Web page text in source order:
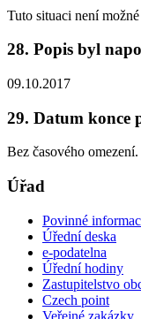
Tuto situaci není
28. Popis byl
09.10.2017
29. Datum konce
Bez časového omezení.
Úřad
Povinné
Úřední deska
e-podatelna
Úřední hodiny
Zastupitelstvo
Czech point
Veřejné zakázky